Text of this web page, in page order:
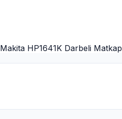
Makita HP1641K Darbeli Matkap